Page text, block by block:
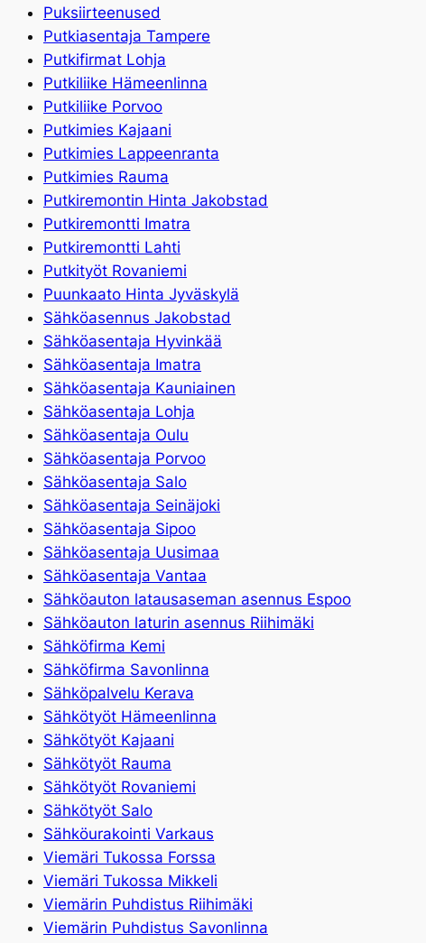
Puksiirteenused
Putkiasentaja Tampere
Putkifirmat Lohja
Putkiliike Hämeenlinna
Putkiliike Porvoo
Putkimies Kajaani
Putkimies Lappeenranta
Putkimies Rauma
Putkiremontin Hinta Jakobstad
Putkiremontti Imatra
Putkiremontti Lahti
Putkityöt Rovaniemi
Puunkaato Hinta Jyväskylä
Sähköasennus Jakobstad
Sähköasentaja Hyvinkää
Sähköasentaja Imatra
Sähköasentaja Kauniainen
Sähköasentaja Lohja
Sähköasentaja Oulu
Sähköasentaja Porvoo
Sähköasentaja Salo
Sähköasentaja Seinäjoki
Sähköasentaja Sipoo
Sähköasentaja Uusimaa
Sähköasentaja Vantaa
Sähköauton latausaseman asennus Espoo
Sähköauton laturin asennus Riihimäki
Sähköfirma Kemi
Sähköfirma Savonlinna
Sähköpalvelu Kerava
Sähkötyöt Hämeenlinna
Sähkötyöt Kajaani
Sähkötyöt Rauma
Sähkötyöt Rovaniemi
Sähkötyöt Salo
Sähköurakointi Varkaus
Viemäri Tukossa Forssa
Viemäri Tukossa Mikkeli
Viemärin Puhdistus Riihimäki
Viemärin Puhdistus Savonlinna